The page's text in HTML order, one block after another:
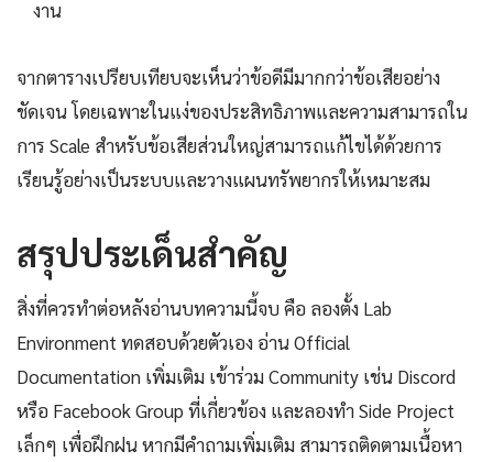
งาน
จากตารางเปรียบเทียบจะเห็นว่าข้อดีมีมากกว่าข้อเสียอย่าง
ชัดเจน โดยเฉพาะในแง่ของประสิทธิภาพและความสามารถใน
การ Scale สำหรับข้อเสียส่วนใหญ่สามารถแก้ไขได้ด้วยการ
เรียนรู้อย่างเป็นระบบและวางแผนทรัพยากรให้เหมาะสม
สรุปประเด็นสำคัญ
สิ่งที่ควรทำต่อหลังอ่านบทความนี้จบ คือ ลองตั้ง Lab
Environment ทดสอบด้วยตัวเอง อ่าน Official
Documentation เพิ่มเติม เข้าร่วม Community เช่น Discord
หรือ Facebook Group ที่เกี่ยวข้อง และลองทำ Side Project
เล็กๆ เพื่อฝึกฝน หากมีคำถามเพิ่มเติม สามารถติดตามเนื้อหา